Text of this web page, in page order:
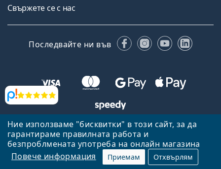
Ние използваме "бисквитки" в този сайт, за да
гарантираме правилната работа и
безпроблмената употреба на онлайн магазина
Повече информация
Приемам Отхвърлям
Прегледи
Свържете се с нас
Последвайте ни във FacebookInstagram
YouTube
Назад към началната страница
Нагоре
Lentiamo.bg е собственост и се управлява от Lentiamo s.r.o.,
Република Чехия
Тук сме за вас в продължение на 18 години.